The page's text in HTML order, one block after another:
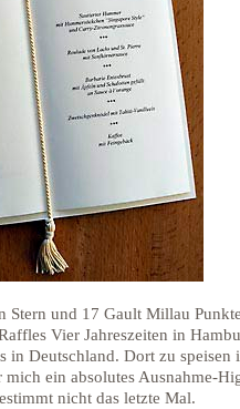
Stern und 17 Gault Millau
Vier Jahreszeiten in
in Deutschland. Dort zu speisen
ein absolutes Ausnahme-
nicht das letzte Mal.